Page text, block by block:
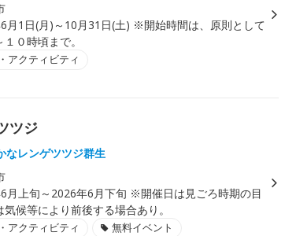
月1日(月)～10月31日(土) ※開始時間は、原則として
０時頃まで。
アクティビティ
ツジ
なレンゲツツジ群生
月上旬～2026年6月下旬 ※開催日は見ごろ時期の目
候等により前後する場合あり。
アクティビティ 無料イベント